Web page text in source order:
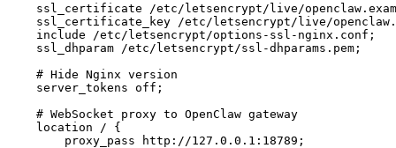
ssl_certificate /etc/letsencrypt/live/
ssl_certificate_key /etc/letsencrypt/live/
    include /etc/letsencrypt/options-ssl-nginx.conf;
    ssl_dhparam /etc/letsencrypt/ssl-dhparams.pem;
# Hide Nginx version
    server_tokens off;
# WebSocket proxy to OpenClaw gateway
    location / {
        proxy_pass http://127.0.0.1:18789;